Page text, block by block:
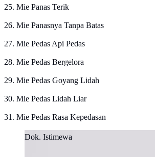
25. Mie Panas Terik
26. Mie Panasnya Tanpa Batas
27. Mie Pedas Api Pedas
28. Mie Pedas Bergelora
29. Mie Pedas Goyang Lidah
30. Mie Pedas Lidah Liar
31. Mie Pedas Rasa Kepedasan
Dok. Istimewa